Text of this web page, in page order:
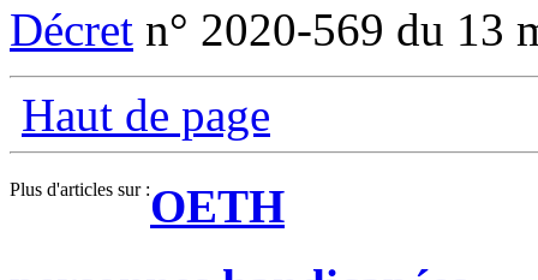
Décret n° 2020-569 du 13
Haut de page
Plus d'articles sur :OETH